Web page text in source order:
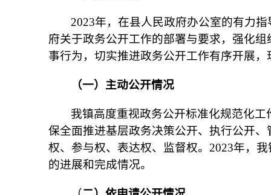
2023年，在县人民政府办公室的有力
府关于政务公开工作的部署与要求，强化
事行为，切实推进政务公开工作有序开展
（一）主动公开情况
我镇高度重视政务公开标准化规范化
保全面推进基层政务决策公开、执行公开
权、参与权、表达权、监督权。2023年，
的进展和完成情况。